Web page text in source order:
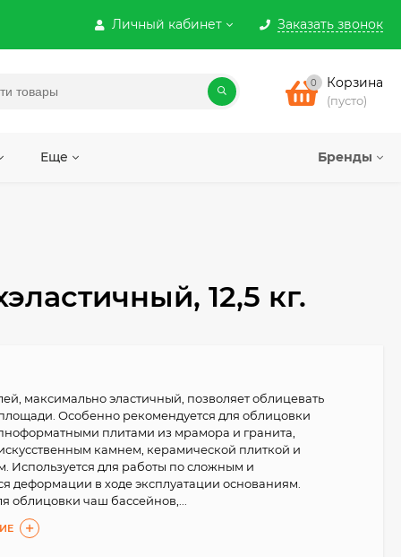
Личный кабинет Заказать звонок
0 Корзина
(пусто)
Бренды
Еще
12,5 кг.
максимально эластичный, позволяет облицевать
Особенно рекомендуется для облицовки
плитами из мрамора и гранита,
камнем, керамической плиткой и
Используется для работы по сложным и
деформации в ходе эксплуатации основаниям.
облицовки чаш бассейнов,...